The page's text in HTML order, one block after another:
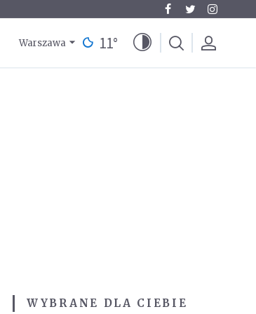
Warszawa 11°
WYBRANE DLA CIEBIE